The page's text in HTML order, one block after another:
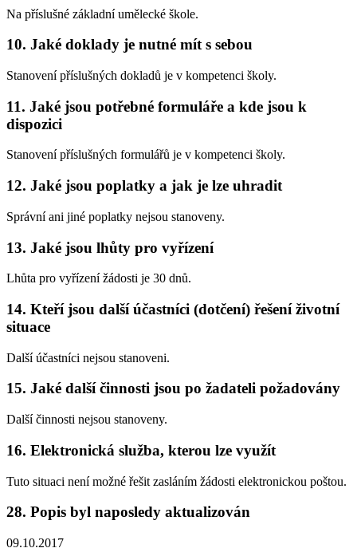
Na příslušné základní umělecké škole.
10. Jaké doklady je nutné mít s sebou
Stanovení příslušných dokladů je v kompetenci školy.
11. Jaké jsou potřebné formuláře a kde jsou k
dispozici
Stanovení příslušných formulářů je v kompetenci školy.
12. Jaké jsou poplatky a jak je lze uhradit
Správní ani jiné poplatky nejsou stanoveny.
13. Jaké jsou lhůty pro vyřízení
Lhůta pro vyřízení žádosti je 30 dnů.
14. Kteří jsou další účastníci (dotčení) řešení životní
situace
Další účastníci nejsou stanoveni.
15. Jaké další činnosti jsou po žadateli požadovány
Další činnosti nejsou stanoveny.
16. Elektronická služba, kterou lze využít
Tuto situaci není možné řešit zasláním žádosti elektronickou poštou.
28. Popis byl naposledy aktualizován
09.10.2017